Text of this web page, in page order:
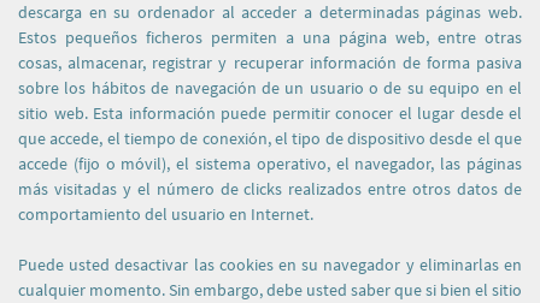
descarga en su ordenador al acceder a determinadas páginas web.
Estos pequeños ficheros permiten a una página web, entre otras
cosas, almacenar, registrar y recuperar información de forma pasiva
sobre los hábitos de navegación de un usuario o de su equipo en el
sitio web. Esta información puede permitir conocer el lugar desde el
que accede, el tiempo de conexión, el tipo de dispositivo desde el que
accede (fijo o móvil), el sistema operativo, el navegador, las páginas
más visitadas y el número de clicks realizados entre otros datos de
comportamiento del usuario en Internet.
Puede usted desactivar las cookies en su navegador y eliminarlas en
cualquier momento. Sin embargo, debe usted saber que si bien el sitio